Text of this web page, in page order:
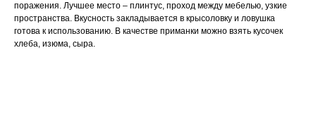
поражения. Лучшее место – плинтус, проход между мебелью, узкие
пространства. Вкусность закладывается в крысоловку и ловушка
готова к использованию. В качестве приманки можно взять кусочек
хлеба, изюма, сыра.